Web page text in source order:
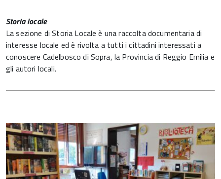
Storia locale
La sezione di Storia Locale è una raccolta documentaria di
interesse locale ed è rivolta a tutti i cittadini interessati a
conoscere Cadelbosco di Sopra, la Provincia di Reggio Emilia e
gli autori locali.